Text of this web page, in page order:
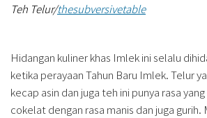
Teh Telur/thesubversivetable
Hidangan kuliner khas Imlek ini selalu
ketika perayaan Tahun Baru Imlek. Telur
kecap asin dan juga teh ini punya rasa
cokelat dengan rasa manis dan juga gurih.